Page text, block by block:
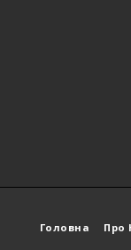
Головна Про